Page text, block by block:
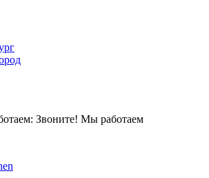
Звоните! Мы работаем